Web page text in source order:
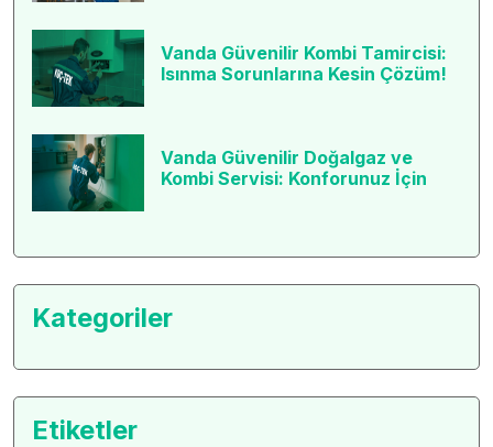
Vanda Güvenilir Kombi Tamircisi:
Isınma Sorunlarına Kesin Çözüm!
Vanda Güvenilir Doğalgaz ve
Kombi Servisi: Konforunuz İçin
Kategoriler
Etiketler